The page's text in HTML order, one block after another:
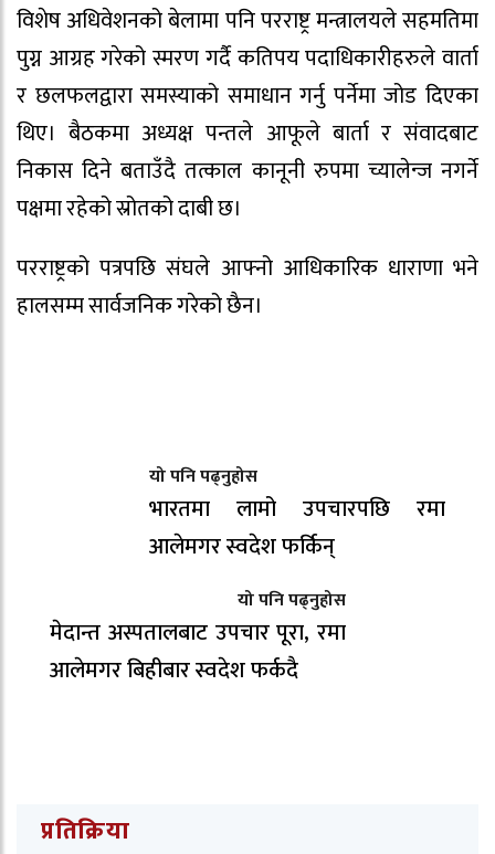
विशेष अधिवेशनको बेलामा पनि परराष्ट्र मन्त्रालयले सहमतिमा
पुग्न आग्रह गरेको स्मरण गर्दै कतिपय पदाधिकारीहरुले वार्ता
र छलफलद्वारा समस्याको समाधान गर्नु पर्नेमा जोड दिएका
थिए। बैठकमा अध्यक्ष पन्तले आफूले बार्ता र संवादबाट
निकास दिने बताउँदै तत्काल कानूनी रुपमा च्यालेन्ज नगर्ने
पक्षमा रहेको स्रोतको दाबी छ।
परराष्ट्रको पत्रपछि संघले आफ्नो आधिकारिक धाराणा भने
हालसम्म सार्वजनिक गरेको छैन।
यो पनि पढ्नुहोस
भारतमा लामो उपचारपछि रमा
आलेमगर स्वदेश फर्किन्
यो पनि पढ्नुहोस
मेदान्त अस्पतालबाट उपचार पूरा, रमा
आलेमगर बिहीबार स्वदेश फर्कदै
प्रतिक्रिया